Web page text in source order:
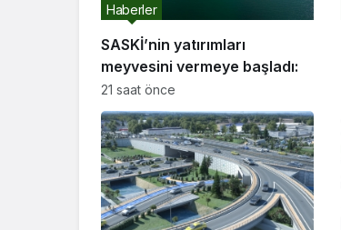
SASKİ’nin yatırımları
meyvesini vermeye başladı:
Haberler
21 saat önce